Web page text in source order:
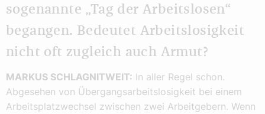
sogenannte „Tag der Arbeitslosen“
begangen. Bedeutet Arbeitslosigkeit
nicht oft zugleich auch Armut?
MARKUS SCHLAGNITWEIT: In aller Regel schon.
Abgesehen von Übergangsarbeitslosigkeit bei einem
Arbeitsplatzwechsel zwischen zwei Arbeitgebern. Wenn